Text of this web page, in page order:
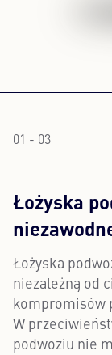
01 - 03
Łożyska
Łożyska
niezależną od
kompromisów
W
podwoziu nie